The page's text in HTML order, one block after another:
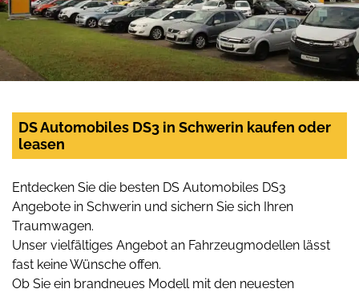
DS Automobiles DS3 in Schwerin kaufen oder
leasen
Entdecken Sie die besten DS Automobiles DS3
Angebote in Schwerin und sichern Sie sich Ihren
Traumwagen.
Unser vielfältiges Angebot an Fahrzeugmodellen lässt
fast keine Wünsche offen.
Ob Sie ein brandneues Modell mit den neuesten